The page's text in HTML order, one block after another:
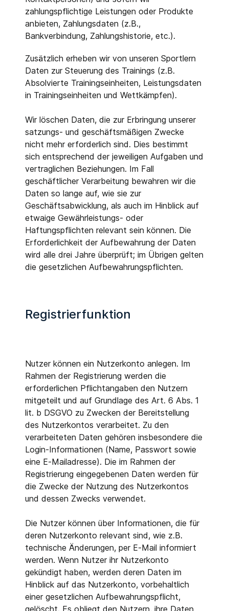
zahlungspflichtige Leistungen oder Produkte
anbieten, Zahlungsdaten (z.B.,
Bankverbindung, Zahlungshistorie, etc.).
Zusätzlich erheben wir von unseren Sportlern
Daten zur Steuerung des Trainings (z.B.
Absolvierte Trainingseinheiten, Leistungsdaten
in Trainingseinheiten und Wettkämpfen).
Wir löschen Daten, die zur Erbringung unserer
satzungs- und geschäftsmäßigen Zwecke
nicht mehr erforderlich sind. Dies bestimmt
sich entsprechend der jeweiligen Aufgaben und
vertraglichen Beziehungen. Im Fall
geschäftlicher Verarbeitung bewahren wir die
Daten so lange auf, wie sie zur
Geschäftsabwicklung, als auch im Hinblick auf
etwaige Gewährleistungs- oder
Haftungspflichten relevant sein können. Die
Erforderlichkeit der Aufbewahrung der Daten
wird alle drei Jahre überprüft; im Übrigen gelten
die gesetzlichen Aufbewahrungspflichten.
Registrierfunktion
Nutzer können ein Nutzerkonto anlegen. Im
Rahmen der Registrierung werden die
erforderlichen Pflichtangaben den Nutzern
mitgeteilt und auf Grundlage des Art. 6 Abs. 1
lit. b DSGVO zu Zwecken der Bereitstellung
des Nutzerkontos verarbeitet. Zu den
verarbeiteten Daten gehören insbesondere die
Login-Informationen (Name, Passwort sowie
eine E-Mailadresse). Die im Rahmen der
Registrierung eingegebenen Daten werden für
die Zwecke der Nutzung des Nutzerkontos
und dessen Zwecks verwendet.
Die Nutzer können über Informationen, die für
deren Nutzerkonto relevant sind, wie z.B.
technische Änderungen, per E-Mail informiert
werden. Wenn Nutzer ihr Nutzerkonto
gekündigt haben, werden deren Daten im
Hinblick auf das Nutzerkonto, vorbehaltlich
einer gesetzlichen Aufbewahrungspflicht,
gelöscht. Es obliegt den Nutzern, ihre Daten